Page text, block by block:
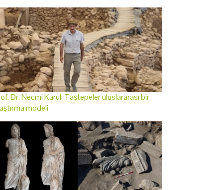
Dr. Necmi Karul: Taştepeler uluslararası bir
modeli